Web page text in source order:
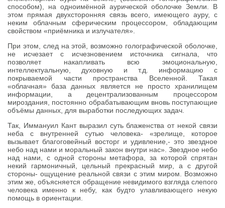
способом), на одноимённой аурической оболочке Земли. В
этом прямая двухсторонняя связь всего, имеющего ауру, с
неким облачным сферическим процессором, обладающим
свойством «приёмника и излучателя».
При этом, след на этой, возможно голографической оболочке,
не исчезает с исчезновением источника сигнала, что
позволяет накапливать всю эмоциональную,
интеллектуальную, духовную и т.д. информацию с
покрываемой части пространства Вселенной. Такая
«облачная» база данных является не просто хранилищем
информации, а децентрализованным процессором
мироздания, постоянно обрабатывающим вновь поступающие
объёмы данных, для выработки последующих задач.
Так, Иммануил Кант выразил суть блаженства от некой связи
неба с внутренней сутью человека- «зрелище, которое
вызывает благоговейный восторг и удивление,- это звездное
небо над нами и моральный закон внутри нас». Звездное небо
над нами, с одной стороны метафора, за которой спрятан
некий гармоничный, цельный прекрасный мир, а с другой
стороны- ощущение реальной связи с этим миром. Возможно
этим же, объясняется обращение невидимого взгляда слепого
человека именно к небу, как будто улавливающего некую
помощь в ориентации.